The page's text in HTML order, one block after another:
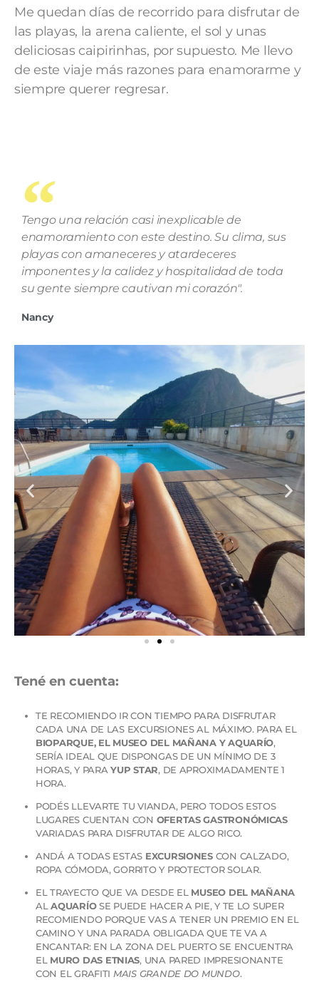
Me quedan días de recorrido para disfrutar de
las playas, la arena caliente, el sol y unas
deliciosas caipirinhas, por supuesto. Me llevo
de este viaje más razones para enamorarme y
siempre querer regresar.
Tengo una relación casi inexplicable de
enamoramiento con este destino. Su clima, sus
playas con amaneceres y atardeceres
imponentes y la calidez y hospitalidad de toda
su gente siempre cautivan mi corazón".
Nancy
Tené en cuenta:
TE RECOMIENDO IR CON TIEMPO PARA DISFRUTAR
CADA UNA DE LAS EXCURSIONES AL MÁXIMO. PARA EL
BIOPARQUE, EL MUSEO DEL MAÑANA Y AQUARÍO,
SERÍA IDEAL QUE DISPONGAS DE UN MÍNIMO DE 3
HORAS, Y PARAYUP STAR, DE APROXIMADAMENTE 1
HORA.
PODÉS LLEVARTE TU VIANDA, PERO TODOS ESTOS
LUGARES CUENTAN CON OFERTAS GASTRONÓMICAS
VARIADAS PARA DISFRUTAR DE ALGO RICO.
ANDÁ A TODAS ESTAS EXCURSIONES CON CALZADO,
ROPA CÓMODA, GORRITO Y PROTECTOR SOLAR.
EL TRAYECTO QUE VA DESDE EL MUSEO DEL MAÑANA
ALAQUARÍOSE PUEDE HACER A PIE, Y TE LO SUPER
RECOMIENDO PORQUE VAS A TENER UN PREMIO EN EL
CAMINO Y UNA PARADA OBLIGADA QUE TE VA A
ENCANTAR: EN LA ZONA DEL PUERTO SE ENCUENTRA
EL MURO DAS ETNIAS, UNA PARED IMPRESIONANTE
CON EL GRAFITI MAIS GRANDE DO MUNDO.